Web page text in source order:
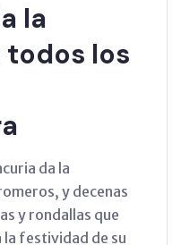
la
todos los
da la
y decenas
y rondallas que
festividad de su